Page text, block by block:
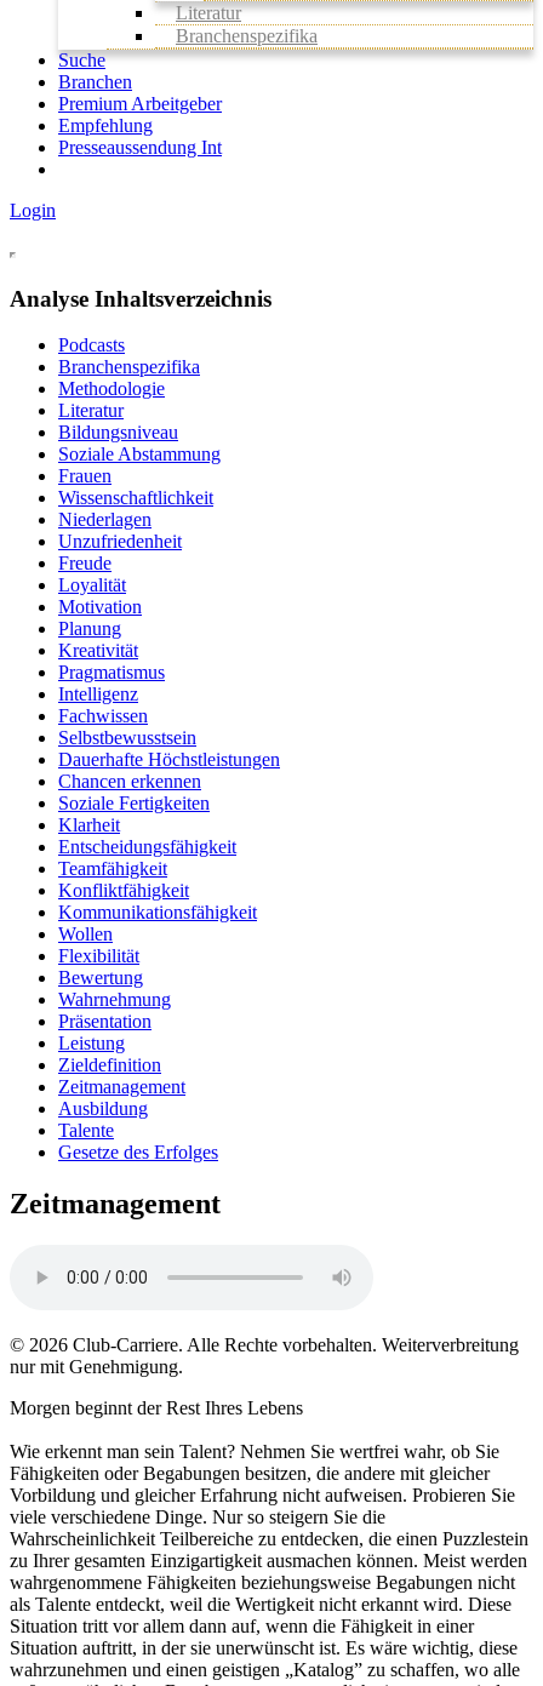
Literatur
Branchenspezifika
Suche
Branchen
Premium Arbeitgeber
Empfehlung
Presseaussendung Int
Login
Analyse Inhaltsverzeichnis
Podcasts
Branchenspezifika
Methodologie
Literatur
Bildungsniveau
Soziale Abstammung
Frauen
Wissenschaftlichkeit
Niederlagen
Unzufriedenheit
Freude
Loyalität
Motivation
Planung
Kreativität
Pragmatismus
Intelligenz
Fachwissen
Selbstbewusstsein
Dauerhafte Höchstleistungen
Chancen erkennen
Soziale Fertigkeiten
Klarheit
Entscheidungsfähigkeit
Teamfähigkeit
Konfliktfähigkeit
Kommunikationsfähigkeit
Wollen
Flexibilität
Bewertung
Wahrnehmung
Präsentation
Leistung
Zieldefinition
Zeitmanagement
Ausbildung
Talente
Gesetze des Erfolges
Zeitmanagement
© 2026 Club-Carriere. Alle Rechte vorbehalten. Weiterverbreitung
nur mit Genehmigung.
Morgen beginnt der Rest Ihres Lebens
Wie erkennt man sein Talent? Nehmen Sie wertfrei wahr, ob Sie
Fähigkeiten oder Begabungen besitzen, die andere mit gleicher
Vorbildung und gleicher Erfahrung nicht aufweisen. Probieren Sie
viele verschiedene Dinge. Nur so steigern Sie die
Wahrscheinlichkeit Teilbereiche zu entdecken, die einen Puzzlestein
zu Ihrer gesamten Einzigartigkeit ausmachen können. Meist werden
wahrgenommene Fähigkeiten beziehungsweise Begabungen nicht
als Talente entdeckt, weil die Wertigkeit nicht erkannt wird. Diese
Situation tritt vor allem dann auf, wenn die Fähigkeit in einer
Situation auftritt, in der sie unerwünscht ist. Es wäre wichtig, diese
wahrzunehmen und einen geistigen „Katalog” zu schaffen, wo alle